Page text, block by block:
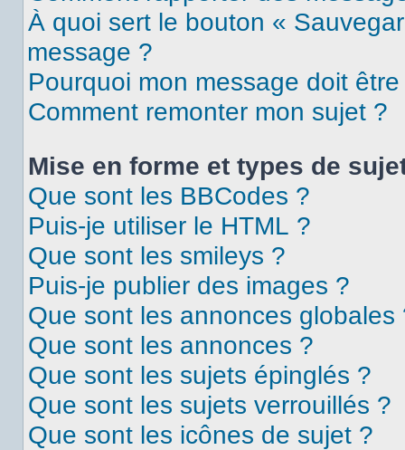
À quoi sert le bouton «
message ?
Pourquoi mon message doit
Comment remonter mon sujet ?
Mise en forme et types de
Que sont les BBCodes ?
Puis-je utiliser le HTML ?
Que sont les smileys ?
Puis-je publier des images ?
Que sont les annonces globales
Que sont les annonces ?
Que sont les sujets épinglés ?
Que sont les sujets verrouillés ?
Que sont les icônes de sujet ?